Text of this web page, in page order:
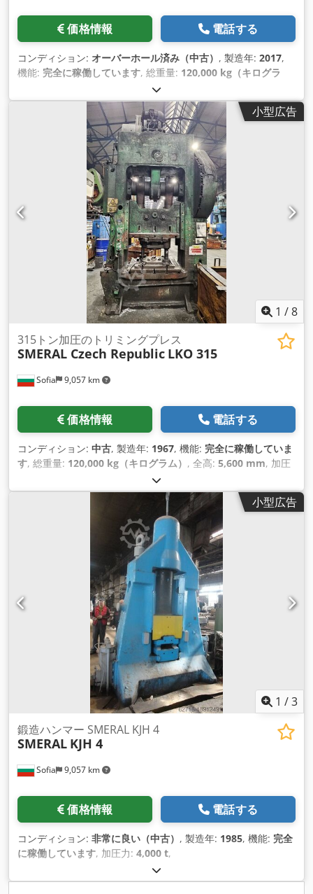
価格情報 電話する
コンディション: オーバーホール済み（中古） , 製造年: 2017,
機能: 完全に稼働しています, 総重量: 120,000 kg（キログラ
, 加圧力:1,250 t
スタンド間の距離:1,200 mm, スタンド間距:1,400 mm, スト
500 mm , テーブル長さ:1,850 mm, テーブル幅:小型広告
1 /8
Sofia 9,057 km
315トン加圧のトリミングプレス
SMERAL Czech Republic LKO 315
価格情報 電話する
コンディション: 中古, 製造年: 1967, 機能: 完全に稼働していま
す, 総重量: 120,000 kg（キログラム） , 全高: 5,600 mm, 加圧
, サイドスタンド間の距離:
ストローク長:180 mm, テーブル長さ:1,280 mm, テーブル幅:
小型広告
1 /3
Sofia 9,057 km
鍛造ハンマー SMERAL KJH 4
SMERAL KJH 4
価格情報 電話する
コンディション: 非常に良い（中古） , 製造年: 1985, 機能: 完全
に稼働しています, 加圧力: 4,000 t,